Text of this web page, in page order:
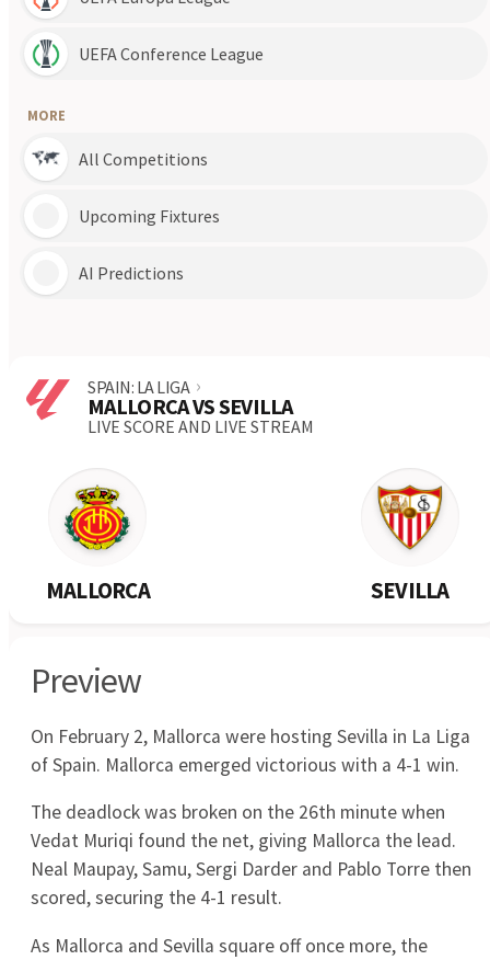
11.07
North Pine
Newmarket
Yeronga Eagles